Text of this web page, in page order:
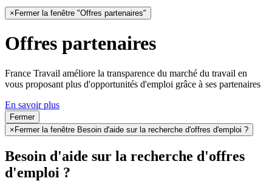
× Fermer la fenêtre "Offres partenaires"
Offres partenaires
France Travail améliore la transparence du marché du travail en
vous proposant plus d'opportunités d'emploi grâce à ses partenaires
En savoir plus
Fermer
×Fermer la fenêtre Besoin d'aide sur la recherche d'offres d'emploi ?
Besoin d'aide sur la recherche d'offres
d'emploi ?